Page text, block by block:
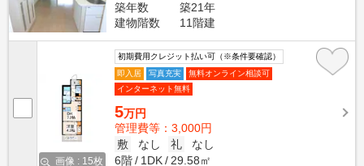
築年数
築21年
建物階数
11階建
画像 : 15枚
初期費用クレジット払い可（※条件要確認）
即入居
写真充実
無料オンライン相談可
インターネット無料
5万円
管理費等：3,000円
敷
なし 礼
なし
6階
1DK 29.58㎡